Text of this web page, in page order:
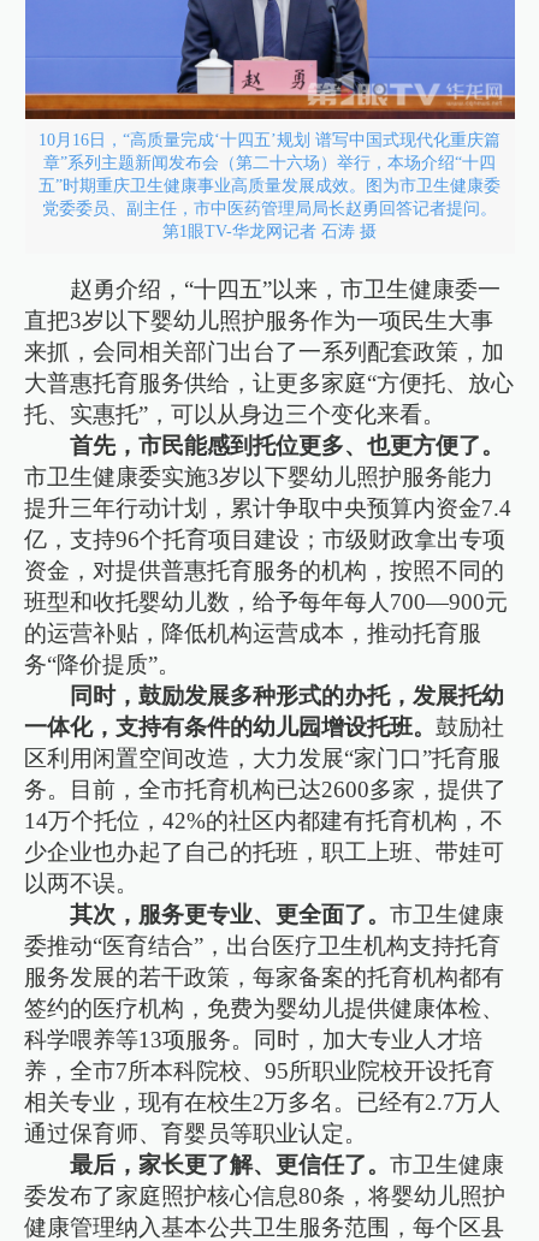
10月16日，“高质量完成‘十四五’规划 谱写中国式现代化重庆篇
章”系列主题新闻发布会（第二十六场）举行，本场介绍“十四
五”时期重庆卫生健康事业高质量发展成效。图为市卫生健康委
党委委员、副主任，市中医药管理局局长赵勇回答记者提问。
第1眼TV-华龙网记者 石涛 摄
赵勇介绍，“十四五”以来，市卫生健康委一
直把3岁以下婴幼儿照护服务作为一项民生大事
来抓，会同相关部门出台了一系列配套政策，加
大普惠托育服务供给，让更多家庭“方便托、放心
托、实惠托”，可以从身边三个变化来看。
首先，市民能感到托位更多、也更方便了。
市卫生健康委实施3岁以下婴幼儿照护服务能力
提升三年行动计划，累计争取中央预算内资金7.4
亿，支持96个托育项目建设；市级财政拿出专项
资金，对提供普惠托育服务的机构，按照不同的
班型和收托婴幼儿数，给予每年每人700—900元
的运营补贴，降低机构运营成本，推动托育服
务“降价提质”。
同时，鼓励发展多种形式的办托，发展托幼
一体化，支持有条件的幼儿园增设托班。鼓励社
区利用闲置空间改造，大力发展“家门口”托育服
务。目前，全市托育机构已达2600多家，提供了
14万个托位，42%的社区内都建有托育机构，不
少企业也办起了自己的托班，职工上班、带娃可
以两不误。
其次，服务更专业、更全面了。市卫生健康
委推动“医育结合”，出台医疗卫生机构支持托育
服务发展的若干政策，每家备案的托育机构都有
签约的医疗机构，免费为婴幼儿提供健康体检、
科学喂养等13项服务。同时，加大专业人才培
养，全市7所本科院校、95所职业院校开设托育
相关专业，现有在校生2万多名。已经有2.7万人
通过保育师、育婴员等职业认定。
最后，家长更了解、更信任了。市卫生健康
委发布了家庭照护核心信息80条，将婴幼儿照护
健康管理纳入基本公共卫生服务范围，每个区县